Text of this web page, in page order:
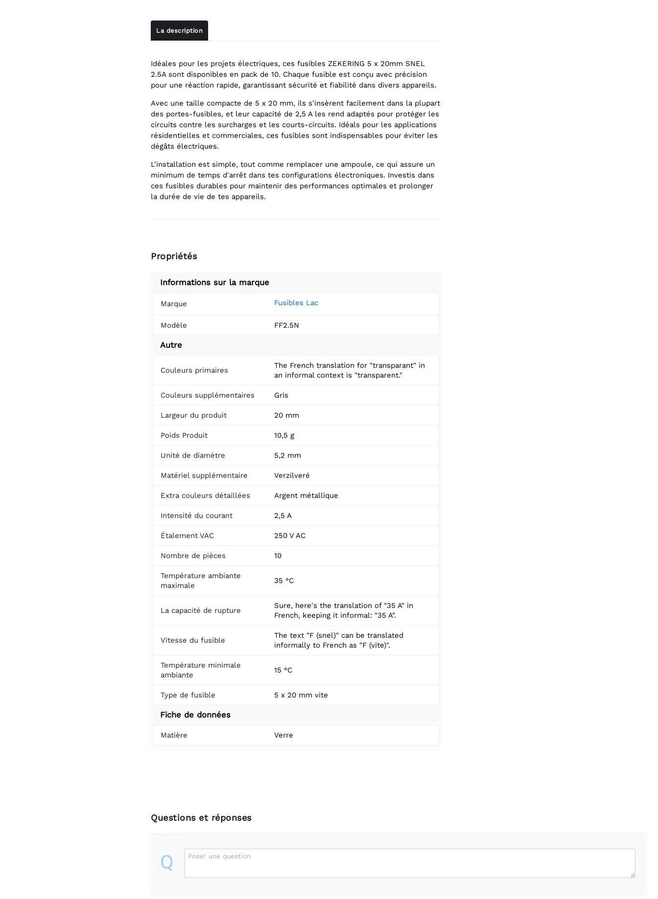
La description
Idéales pour les projets électriques, ces fusibles ZEKERING 5 x 20mm SNEL
2.5A sont disponibles en pack de 10. Chaque fusible est conçu avec précision
pour une réaction rapide, garantissant sécurité et fiabilité dans divers appareils.
Avec une taille compacte de 5 x 20 mm, ils s'insèrent facilement dans la plupart
des portes-fusibles, et leur capacité de 2,5 A les rend adaptés pour protéger les
circuits contre les surcharges et les courts-circuits. Idéals pour les applications
résidentielles et commerciales, ces fusibles sont indispensables pour éviter les
dégâts électriques.
L'installation est simple, tout comme remplacer une ampoule, ce qui assure un
minimum de temps d'arrêt dans tes configurations électroniques. Investis dans
ces fusibles durables pour maintenir des performances optimales et prolonger
la durée de vie de tes appareils.
Propriétés
Informations sur la marque
Marque Fusibles Lac
Modèle FF2.5N
Autre
Couleurs primaires
The French translation for "transparant" in
an informal context is "transparent."
Couleurs supplémentaires Gris
Largeur du produit 20 mm
Poids Produit 10,5 g
Unité de diamètre 5,2 mm
Matériel supplémentaire Verzilveré
Extra couleurs détaillées Argent métallique
Intensité du courant 2,5 A
Étalement VAC 250 V AC
Nombre de pièces 10
Température ambiante
maximale
35 °C
La capacité de rupture
Sure, here's the translation of "35 A" in
French, keeping it informal: "35 A".
Vitesse du fusible
The text "F (snel)" can be translated
informally to French as "F (vite)".
Température minimale
ambiante
15 °C
Type de fusible 5 x 20 mm vite
Fiche de données
Matière Verre
Questions et réponses
Q Poser une question